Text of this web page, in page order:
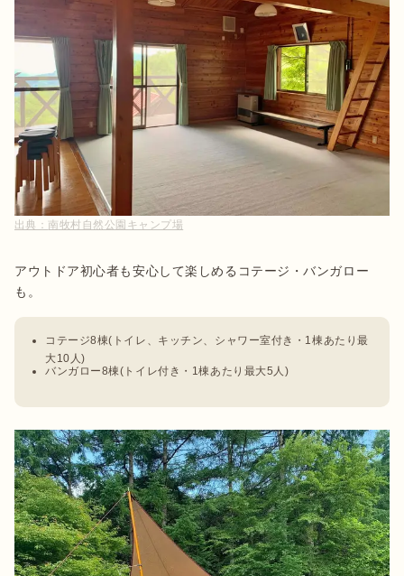
出典： 南牧村自然公園キャンプ場
アウトドア初心者も安心して楽しめるコテージ・バンガロー
コテージ8棟(トイレ、キッチン、シャワー室付き・1棟あたり最
大10人)
バンガロー8棟(トイレ付き・1棟あたり最大5人)